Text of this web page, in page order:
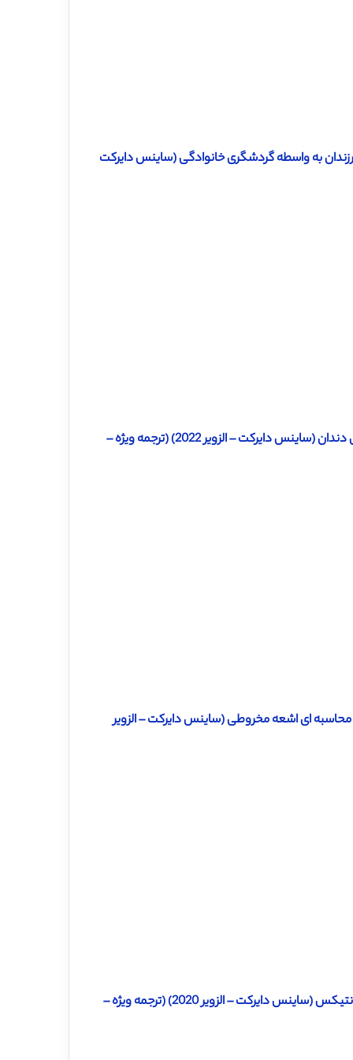
به واسطه گردشگری خانوادگی (ساینس دایرکت
دانلود ترجمه مقاله شکستگی ریشه افقی در دندان خلفی بدون ترومای دندان (ساینس دایرکت – الزویر 2022) (ترجمه ویژه –
محاسبه ای اشعه مخروطی (ساینس دایرکت – الزویر
دانلود ترجمه مقاله مدل ریاضی برای آماده سازی روت کانال با مته اندودنتیکس (ساینس دایرکت – الزویر 2020) (ترجمه ویژه –